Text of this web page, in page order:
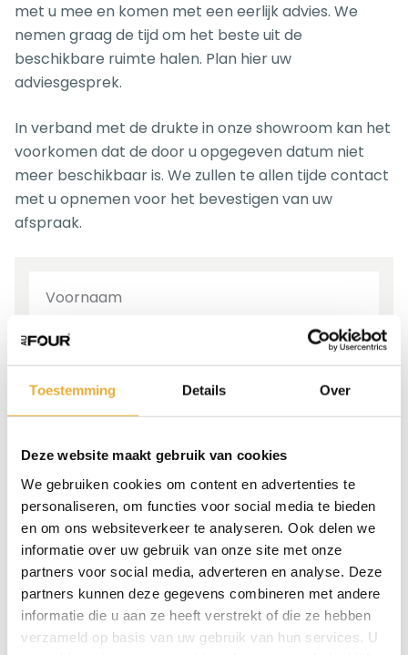
Toestemming Details Over
Deze website maakt gebruik van cookies
We gebruiken cookies om content en advertenties te
personaliseren, om functies voor social media te bieden
en om ons websiteverkeer te analyseren. Ook delen we
informatie over uw gebruik van onze site met onze
partners voor social media, adverteren en analyse. Deze
partners kunnen deze gegevens combineren met andere
informatie die u aan ze heeft verstrekt of die ze hebben
verzameld op basis van uw gebruik van hun services. U
met u mee en komen met een eerlijk advies. We
nemen graag de tijd om het beste uit de
beschikbare ruimte halen. Plan hier uw
adviesgesprek.
In verband met de drukte in onze showroom kan het
voorkomen dat de door u opgegeven datum niet
meer beschikbaar is. We zullen te allen tijde contact
met u opnemen voor het bevestigen van uw
afspraak.
Let op: op zondag en maandag is onze
showroom gesloten.